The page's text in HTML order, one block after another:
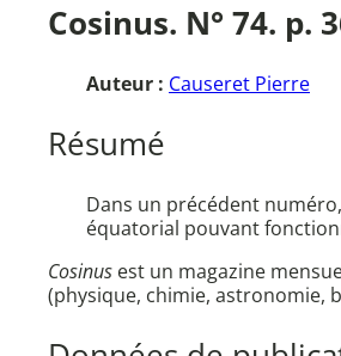
Cosinus. N° 74.
Auteur : Causeret Pierre
Résumé
Dans un précédent
équatorial pouvant
Cosinus est un magazine
(physique, chimie, astronomie,